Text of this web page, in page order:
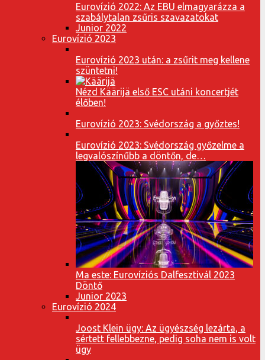
Eurovízió 2022: Az EBU elmagyarázza a
szabálytalan zsűris szavazatokat
Junior 2022
Eurovízió 2023
Eurovízió 2023 után: a zsűrit meg kellene
szüntetni!
Nézd Käärijä első ESC utáni koncertjét
élőben!
Eurovízió 2023: Svédország a győztes!
Eurovízió 2023: Svédország győzelme a
legvalószínűbb a döntőn, de…
Ma este: Eurovíziós Dalfesztivál 2023
Döntő
Junior 2023
Eurovízió 2024
Joost Klein ügy: Az ügyészség lezárta, a
sértett fellebbezne, pedig soha nem is volt
ügy